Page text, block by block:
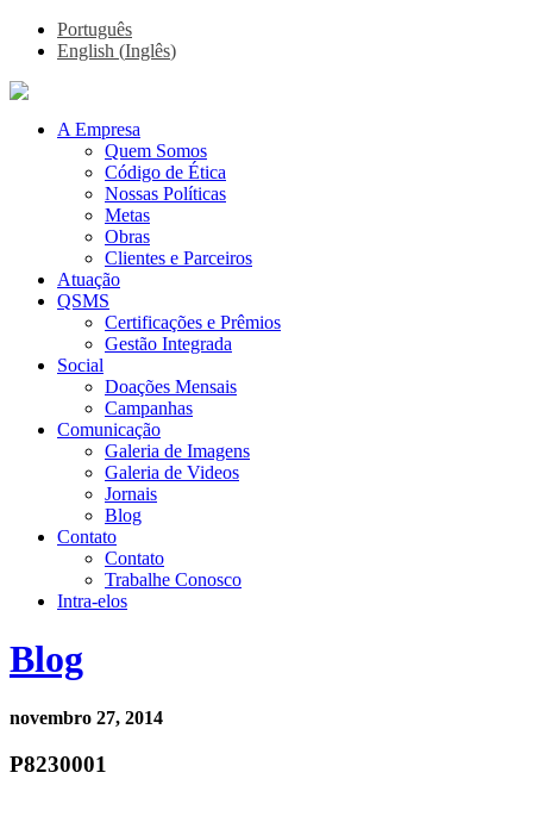
Português
English (Inglês)
A Empresa
Quem Somos
Código de Ética
Nossas Políticas
Metas
Obras
Clientes e Parceiros
Atuação
QSMS
Certificações e Prêmios
Gestão Integrada
Social
Doações Mensais
Campanhas
Comunicação
Galeria de Imagens
Galeria de Videos
Jornais
Blog
Contato
Contato
Trabalhe Conosco
Intra-elos
Blog
novembro 27, 2014
P8230001